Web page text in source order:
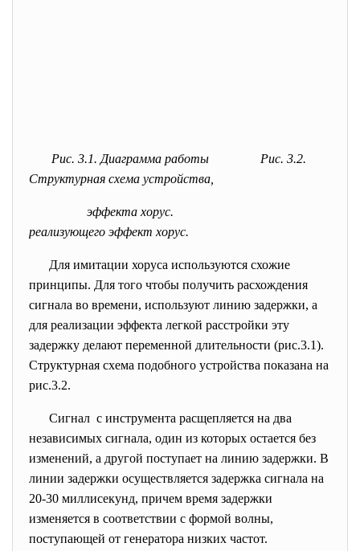
Рис. 3.1. Диаграмма работы Рис. 3.2.
Структурная схема устройства,
эффекта хорус.
реализующего эффект хорус.
Для имитации хоруса используются схожие
принципы. Для того чтобы получить расхождения
сигнала во времени, используют линию задержки, а
для реализации эффекта легкой расстройки эту
задержку делают переменной длительности (рис.3.1).
Структурная схема подобного устройства показана на
рис.3.2.
Сигнал с инструмента расщепляется на два
независимых сигнала, один из которых остается без
изменений, а другой поступает на линию задержки. В
линии задержки осуществляется задержка сигнала на
20-30 миллисекунд, причем время задержки
изменяется в соответствии с формой волны,
поступающей от генератора низких частот.